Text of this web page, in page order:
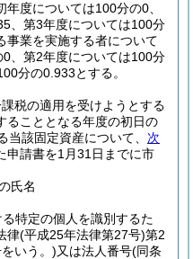
度については100分の0、
、第3年度については100分
事業を実施する者について
、第2年度については100分
分の0.933とする。
税の適用を受けようとする
ることとなる年度の初日の
当該固定資産について、 次
申請書を1月31日までに市
氏名
特定の個人を識別するた
律(平成25年法律第27号)第2
いう。)又は法人番号(同条